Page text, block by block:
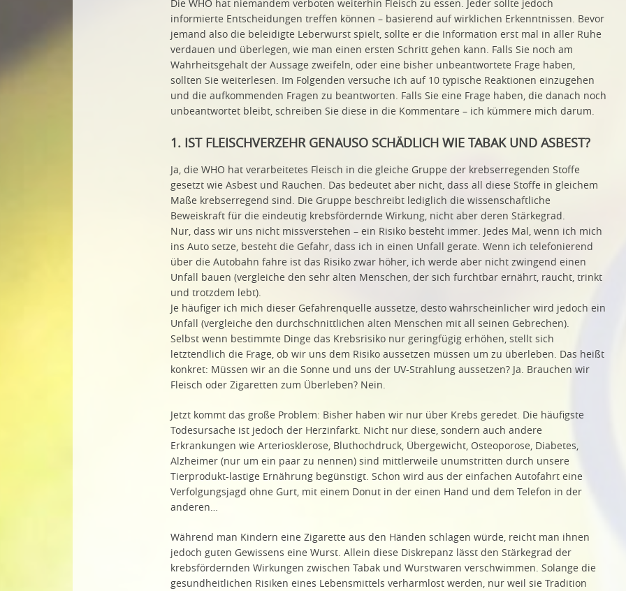
Die WHO hat niemandem verboten weiterhin Fleisch zu essen. Jeder sollte jedoch
informierte Entscheidungen treffen können – basierend auf wirklichen Erkenntnissen. Bevor
jemand also die beleidigte Leberwurst spielt, sollte er die Information erst mal in aller Ruhe
verdauen und überlegen, wie man einen ersten Schritt gehen kann. Falls Sie noch am
Wahrheitsgehalt der Aussage zweifeln, oder eine bisher unbeantwortete Frage haben,
sollten Sie weiterlesen. Im Folgenden versuche ich auf 10 typische Reaktionen einzugehen
und die aufkommenden Fragen zu beantworten. Falls Sie eine Frage haben, die danach noch
unbeantwortet bleibt, schreiben Sie diese in die Kommentare – ich kümmere mich darum.
1. IST FLEISCHVERZEHR GENAUSO SCHÄDLICH WIE TABAK UND ASBEST?
Ja, die WHO hat verarbeitetes Fleisch in die gleiche Gruppe der krebserregenden Stoffe
gesetzt wie Asbest und Rauchen. Das bedeutet aber nicht, dass all diese Stoffe in gleichem
Maße krebserregend sind. Die Gruppe beschreibt lediglich die wissenschaftliche
Beweiskraft für die eindeutig krebsfördernde Wirkung, nicht aber deren Stärkegrad.
Nur, dass wir uns nicht missverstehen – ein Risiko besteht immer. Jedes Mal, wenn ich mich
ins Auto setze, besteht die Gefahr, dass ich in einen Unfall gerate. Wenn ich telefonierend
über die Autobahn fahre ist das Risiko zwar höher, ich werde aber nicht zwingend einen
Unfall bauen (vergleiche den sehr alten Menschen, der sich furchtbar ernährt, raucht, trinkt
und trotzdem lebt).
Je häufiger ich mich dieser Gefahrenquelle aussetze, desto wahrscheinlicher wird jedoch ein
Unfall (vergleiche den durchschnittlichen alten Menschen mit all seinen Gebrechen).
Selbst wenn bestimmte Dinge das Krebsrisiko nur geringfügig erhöhen, stellt sich
letztendlich die Frage, ob wir uns dem Risiko aussetzen müssen um zu überleben. Das heißt
konkret: Müssen wir an die Sonne und uns der UV-Strahlung aussetzen? Ja. Brauchen wir
Fleisch oder Zigaretten zum Überleben? Nein.
Jetzt kommt das große Problem: Bisher haben wir nur über Krebs geredet. Die häufigste
Todesursache ist jedoch der Herzinfarkt. Nicht nur diese, sondern auch andere
Erkrankungen wie Arteriosklerose, Bluthochdruck, Übergewicht, Osteoporose, Diabetes,
Alzheimer (nur um ein paar zu nennen) sind mittlerweile unumstritten durch unsere
Tierprodukt-lastige Ernährung begünstigt. Schon wird aus der einfachen Autofahrt eine
Verfolgungsjagd ohne Gurt, mit einem Donut in der einen Hand und dem Telefon in der
anderen…
Während man Kindern eine Zigarette aus den Händen schlagen würde, reicht man ihnen
jedoch guten Gewissens eine Wurst. Allein diese Diskrepanz lässt den Stärkegrad der
krebsfördernden Wirkungen zwischen Tabak und Wurstwaren verschwimmen. Solange die
gesundheitlichen Risiken eines Lebensmittels verharmlost werden, nur weil sie Tradition